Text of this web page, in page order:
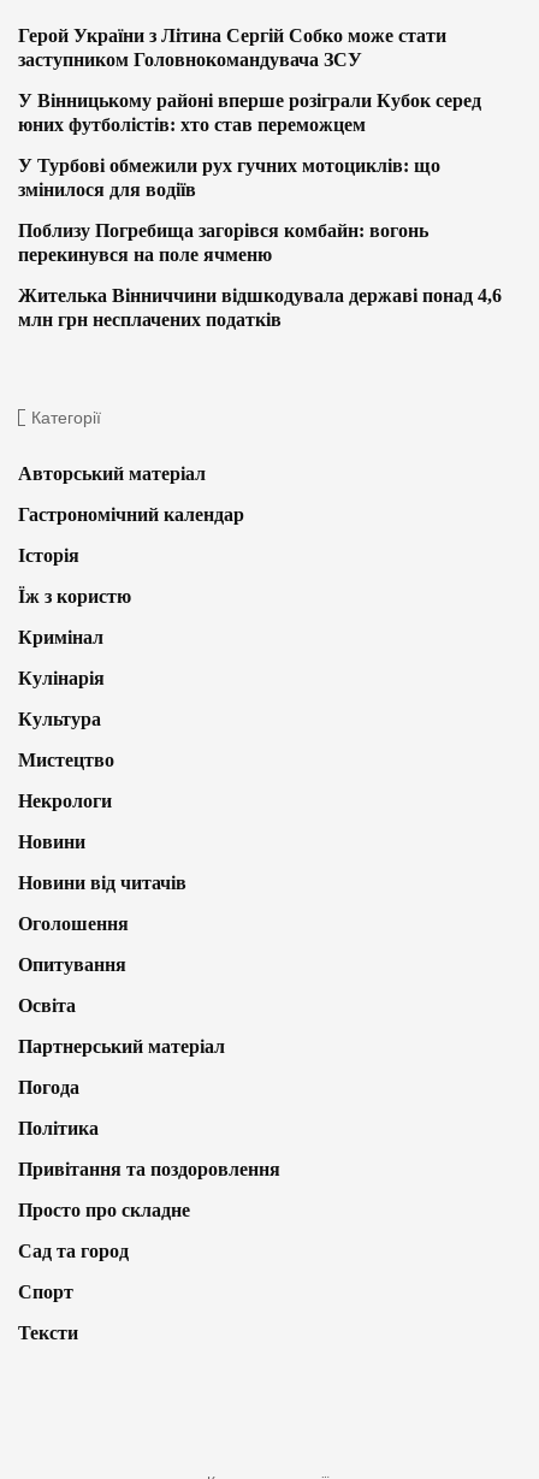
Герой України з Літина Сергій Собко може стати
заступником Головнокомандувача ЗСУ
У Вінницькому районі вперше розіграли Кубок серед
юних футболістів: хто став переможцем
У Турбові обмежили рух гучних мотоциклів: що
змінилося для водіїв
Поблизу Погребища загорівся комбайн: вогонь
перекинувся на поле ячменю
Жителька Вінниччини відшкодувала державі понад 4,6
млн грн несплачених податків
Категорії
Авторський матеріал
Гастрономічний календар
Історія
Їж з користю
Кримінал
Кулінарія
Культура
Мистецтво
Некрологи
Новини
Новини від читачів
Оголошення
Опитування
Освіта
Партнерський матеріал
Погода
Політика
Привітання та поздоровлення
Просто про складне
Сад та город
Спорт
Тексти